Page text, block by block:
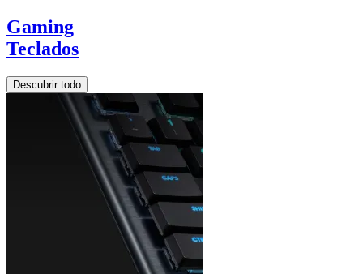
Gaming
Teclados
Descubrir todo